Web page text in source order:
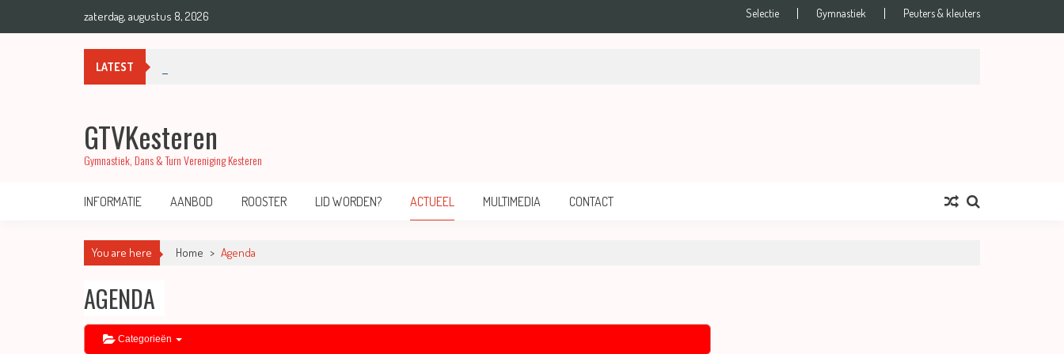
zaterdag, augustus 8, 2026 Selectie Gymnastiek Peuters & kleuters
LATEST
GTVKesteren
Gymnastiek, Dans & Turn Vereniging Kesteren
INFORMATIE AANBOD ROOSTER LID WORDEN? ACTUEEL MULTIMEDIA CONTACT
You are here Home > Agenda
AGENDA
Categorieën
00:00
02:00
04:00
06:00